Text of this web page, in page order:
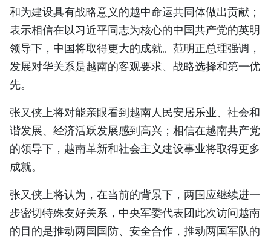
人民报社简介
TIẾNG VIỆT
ENGLISH
FRANÇAIS
РУССКИЙ
和为建设具有战略意义的越中命运共同体做出贡献；
表示相信在以习近平同志为核心的中国共产党的英明
领导下，中国将取得更大的成就。范明正总理强调，
发展对华关系是越南的客观要求、战略选择和第一优
先。
张又侠上将对能亲眼看到越南人民安居乐业、社会和
谐发展、经济活跃发展感到高兴；相信在越南共产党
的领导下，越南革新和社会主义建设事业将取得更多
成就。
张又侠上将认为，在当前的背景下，两国应继续进一
步密切特殊友好关系，中央军委代表团此次访问越南
的目的是推动两国国防、安全合作，推动两国军队的